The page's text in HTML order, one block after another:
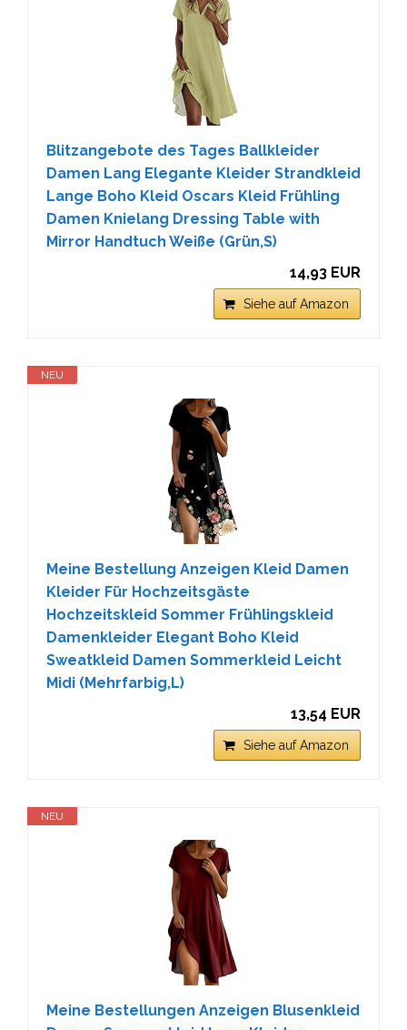
Blitzangebote des Tages Ballkleider
Damen Lang Elegante Kleider Strandkleid
Lange Boho Kleid Oscars Kleid Frühling
Damen Knielang Dressing Table with
Mirror Handtuch Weiße (Grün,S)
14,93 EUR
Siehe auf Amazon
NEU
Meine Bestellung Anzeigen Kleid Damen
Kleider Für Hochzeitsgäste
Hochzeitskleid Sommer Frühlingskleid
Damenkleider Elegant Boho Kleid
Sweatkleid Damen Sommerkleid Leicht
Midi (Mehrfarbig,L)
13,54 EUR
Siehe auf Amazon
NEU
Meine Bestellungen Anzeigen Blusenkleid